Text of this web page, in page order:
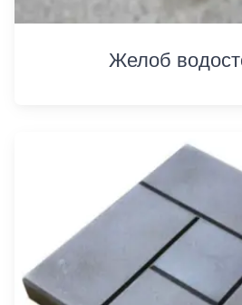
Желоб